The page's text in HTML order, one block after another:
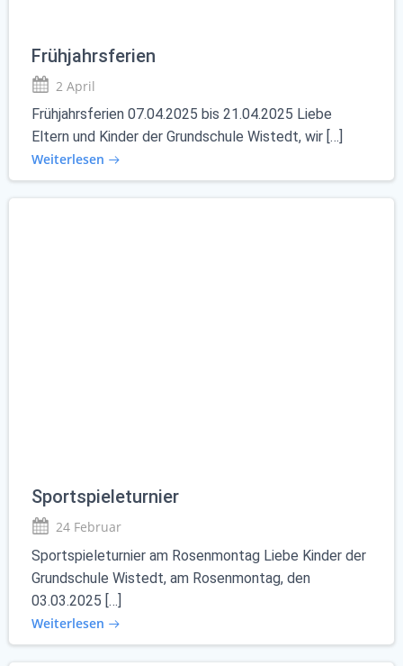
Frühjahrsferien
2 April
Frühjahrsferien 07.04.2025 bis 21.04.2025 Liebe
Eltern und Kinder der Grundschule Wistedt, wir […]
Weiterlesen
Sportspieleturnier
24 Februar
Sportspieleturnier am Rosenmontag Liebe Kinder der
Grundschule Wistedt, am Rosenmontag, den
03.03.2025 […]
Weiterlesen